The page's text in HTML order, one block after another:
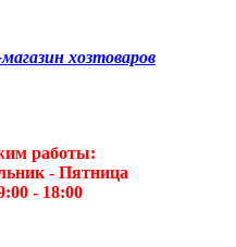
хозтоваров
работы:
- Пятница
- 18:00